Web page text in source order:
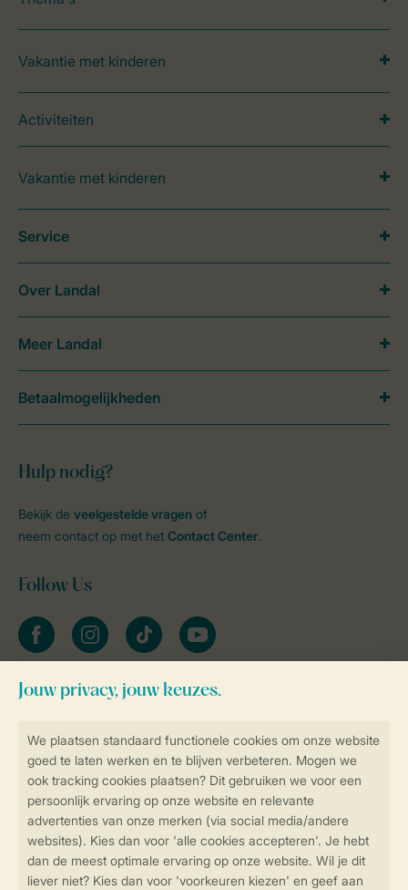
Veilig en snel online boeken
Veilige gegevensoverdracht
Veilige betaling
Vakantie met kinderen
Activiteiten
Vakantie met kinderen
Hulp nodig?
Bekijk de veelgestelde vragen of
neem contact op met het Contact Center.
Follow Us
facebookinstagramtiktok youtube
Blijf op de hoogte
Service
Over Landal
Meer Landal
Betaalmogelijkheden